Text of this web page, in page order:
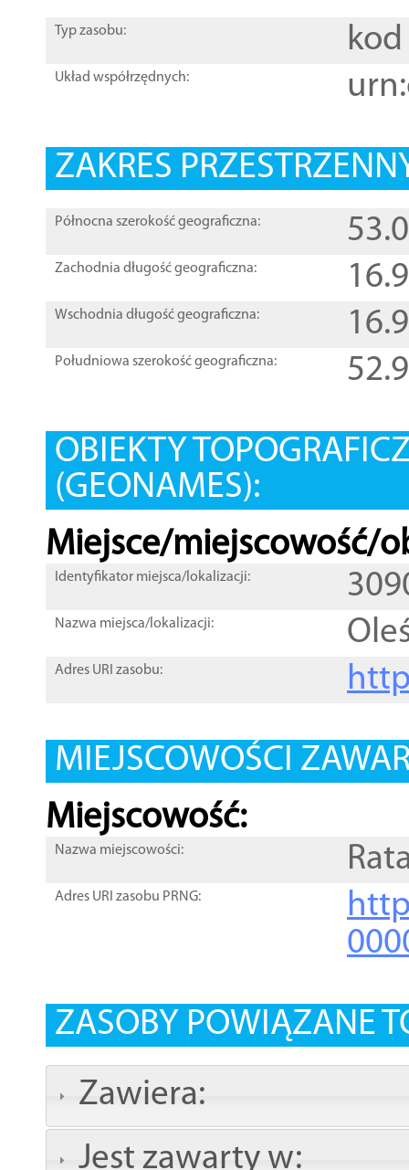
Typ zasobu: kod
Układ współrzędnych:
ZAKRES
Północna szerokość geograficzna:
Zachodnia długość geograficzna:
Wschodnia długość geograficzna:
Południowa szerokość geograficzna:
OBIEKTY
(GEONAMES):
Miejsce/miejscowość/
Identyfikator miejsca/lokalizacji:
Nazwa miejsca/lokalizacji:
Adres URI zasobu:
MIEJSCOWOŚCI
Miejscowość:
Nazwa miejscowości:
Adres URI zasobu PRNG:
ZASOBY POWIĄZANE
Zawiera:
Jest zawarty w: